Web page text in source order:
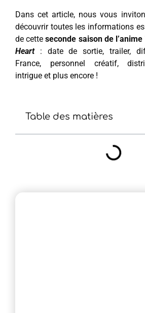
Dans cet article, nous vous
découvrir toutes les informations
de cetteseconde saison de l’anime
Heart: date de sortie, trailer,
France, personnel créatif,
intrigue et plus encore !
Table des matières